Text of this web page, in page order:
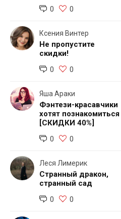
0 0
Ксения Винтер
Не пропустите
скидки!
0
0
Яша Араки
Фэнтези-красавчики
хотят познакомиться
[СКИДКИ 40%]
0
0
Леся Лимерик
Странный дракон,
странный сад
0
0